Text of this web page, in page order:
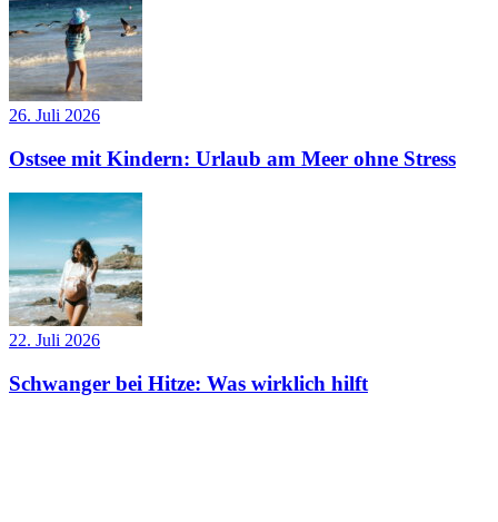
26. Juli 2026
Ostsee mit Kindern: Urlaub am Meer ohne Stress
22. Juli 2026
Schwanger bei Hitze: Was wirklich hilft